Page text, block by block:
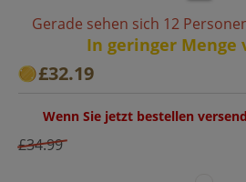
Gerade sehen sich 12
In geringer Menge
£32.19
Wenn Sie jetzt bestellen
£34.99